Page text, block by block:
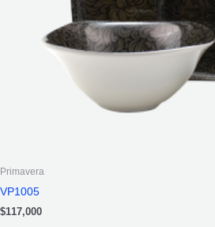
Primavera
VP1005
$117,000